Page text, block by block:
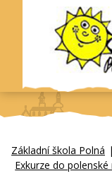
Základní škola Polná |
Exkurze do